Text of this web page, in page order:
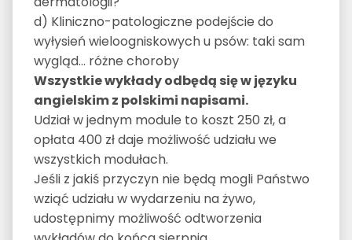
d) Kliniczno-patologiczne podejście do
wyłysień wieloogniskowych u psów: taki sam
wygląd… różne choroby
Wszystkie wykłady odbędą się w języku
angielskim z polskimi napisami.
Udział w jednym module to koszt 250 zł, a
opłata 400 zł daje możliwość udziału we
wszystkich modułach.
Jeśli z jakiś przyczyn nie będą mogli Państwo
wziąć udziału w wydarzeniu na żywo,
udostępnimy możliwość odtworzenia